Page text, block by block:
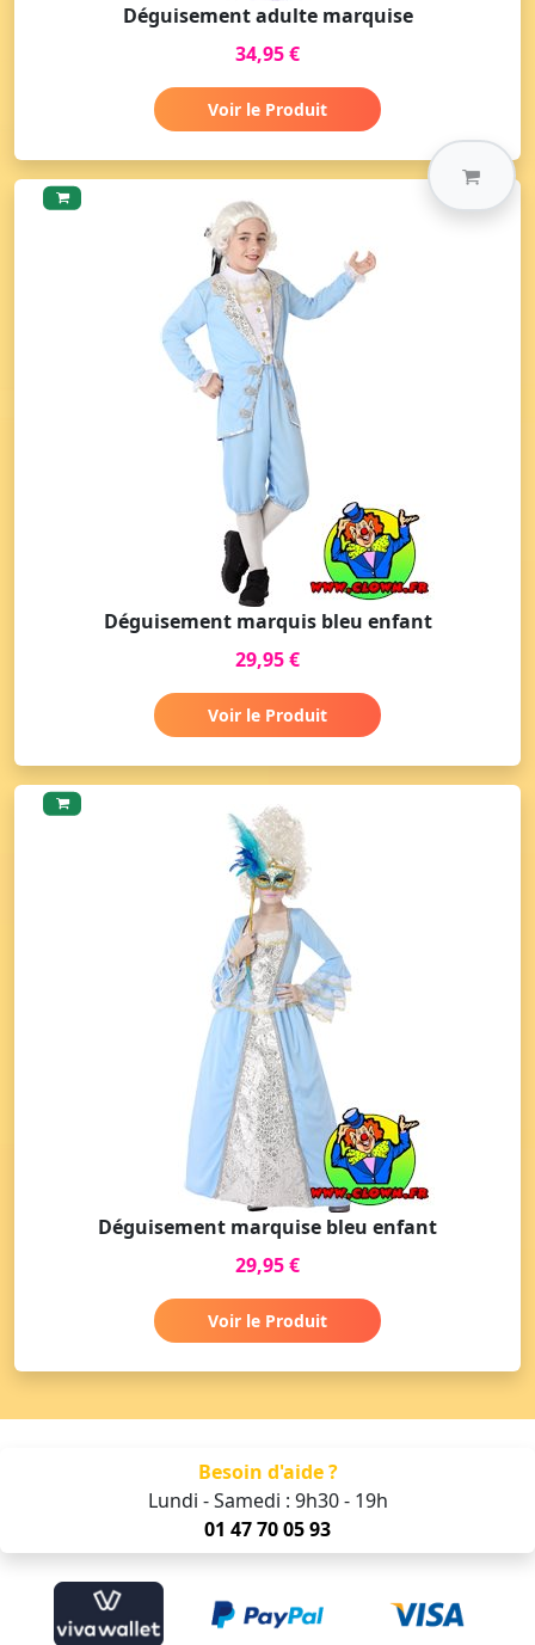
Déguisement adulte marquise
34,95 €
Voir le Produit
Déguisement marquis bleu enfant
29,95 €
Voir le Produit
Déguisement marquise bleu enfant
29,95 €
Voir le Produit
Besoin d'aide ?
Lundi - Samedi : 9h30 - 19h
01 47 70 05 93